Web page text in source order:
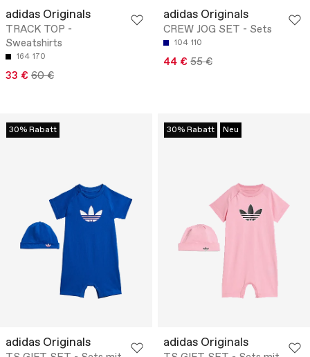
adidas Originals
TRACK TOP -
Sweatshirts
164 170
33 € 60 €
adidas Originals
CREW JOG SET - Sets
104 110
44 € 55 €
30% Rabatt
adidas Originals
30% Rabatt Neu
adidas Originals